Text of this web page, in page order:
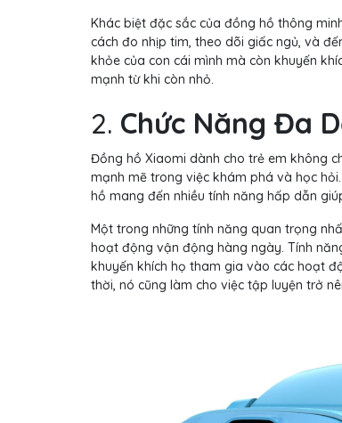
Khác biệt đặc sắc của đồng hồ thông
cách đo nhịp tim, theo dõi giấc ngủ, và
khỏe của con cái mình mà còn khuyến
mạnh từ khi còn nhỏ.
2. Chức Năng Đa
Đồng hồ Xiaomi dành cho trẻ em không
mạnh mẽ trong việc khám phá và học
hồ mang đến nhiều tính năng hấp dẫn
Một trong những tính năng quan trọng
hoạt động vận động hàng ngày. Tính
khuyến khích họ tham gia vào các hoạt
thời, nó cũng làm cho việc tập luyện trở